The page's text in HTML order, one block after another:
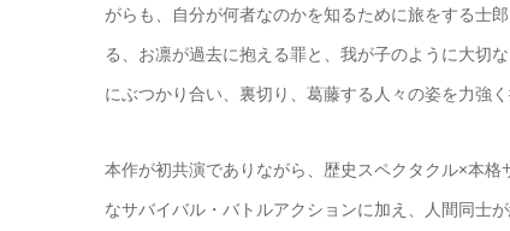
がらも、自分が何者なのかを知るために旅をする士
る、お凛が過去に抱える罪と、我が子のように大切
にぶつかり合い、裏切り、葛藤する人々の姿を力強く
本作が初共演でありながら、歴史スペクタクル×本
なサバイバル・バトルアクションに加え、人間同士